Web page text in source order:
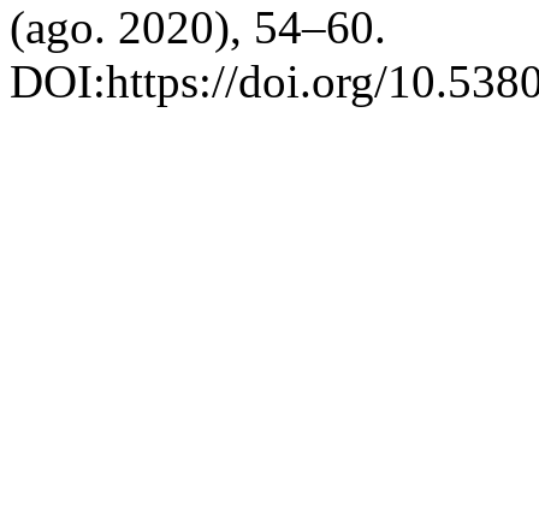
(ago. 2020), 54–60.
DOI:https://doi.org/